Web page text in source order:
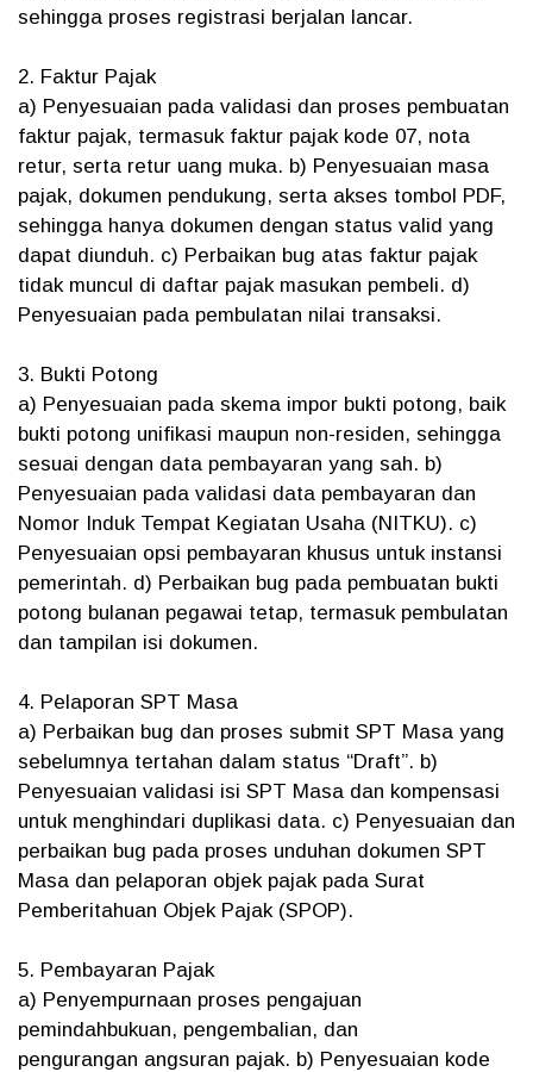
sehingga proses registrasi berjalan lancar.
2. Faktur Pajak
a) Penyesuaian pada validasi dan proses pembuatan
faktur pajak, termasuk faktur pajak kode 07, nota
retur, serta retur uang muka. b) Penyesuaian masa
pajak, dokumen pendukung, serta akses tombol PDF,
sehingga hanya dokumen dengan status valid yang
dapat diunduh. c) Perbaikan bug atas faktur pajak
tidak muncul di daftar pajak masukan pembeli. d)
Penyesuaian pada pembulatan nilai transaksi.
3. Bukti Potong
a) Penyesuaian pada skema impor bukti potong, baik
bukti potong unifikasi maupun non-residen, sehingga
sesuai dengan data pembayaran yang sah. b)
Penyesuaian pada validasi data pembayaran dan
Nomor Induk Tempat Kegiatan Usaha (NITKU). c)
Penyesuaian opsi pembayaran khusus untuk instansi
pemerintah. d) Perbaikan bug pada pembuatan bukti
potong bulanan pegawai tetap, termasuk pembulatan
dan tampilan isi dokumen.
4. Pelaporan SPT Masa
a) Perbaikan bug dan proses submit SPT Masa yang
sebelumnya tertahan dalam status “Draft”. b)
Penyesuaian validasi isi SPT Masa dan kompensasi
untuk menghindari duplikasi data. c) Penyesuaian dan
perbaikan bug pada proses unduhan dokumen SPT
Masa dan pelaporan objek pajak pada Surat
Pemberitahuan Objek Pajak (SPOP).
5. Pembayaran Pajak
a) Penyempurnaan proses pengajuan
pemindahbukuan, pengembalian, dan
pengurangan angsuran pajak. b) Penyesuaian kode